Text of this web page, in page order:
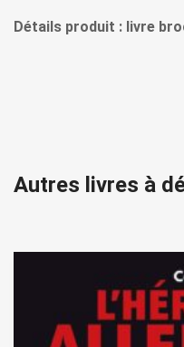
Détails produit : livre
Autres livres à